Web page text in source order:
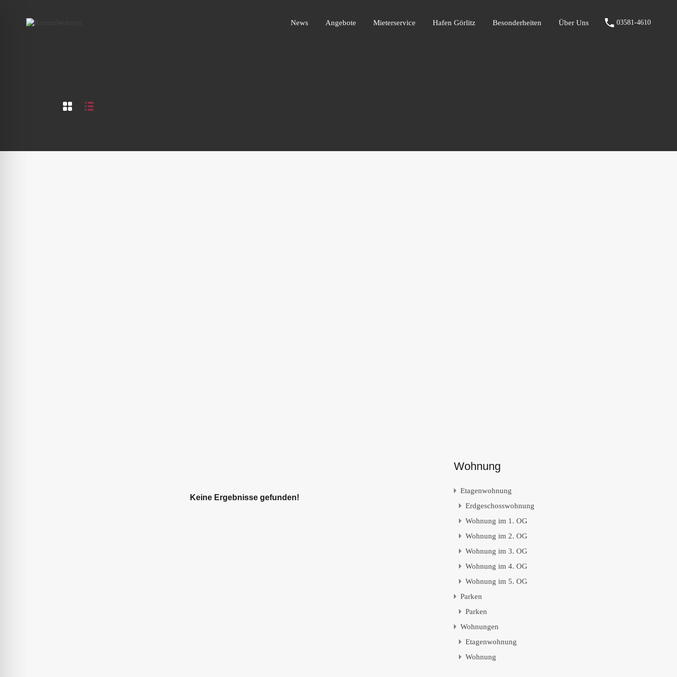
Angebote Mieterservice Hafen Görlitz Besonderheiten Über Uns 03581-4610
News Angebote Mieterservice Hafen Görlitz Besonderheiten Über Uns 03581-4610
Keine Ergebnisse gefunden!
Wohnung
Etagenwohnung
Erdgeschosswohnung
Wohnung im 1. OG
Wohnung im 2. OG
Wohnung im 3. OG
Wohnung im 4. OG
Wohnung im 5. OG
Parken
Parken
Wohnungen
Etagenwohnung
Wohnung